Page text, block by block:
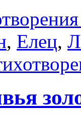
, Елец,